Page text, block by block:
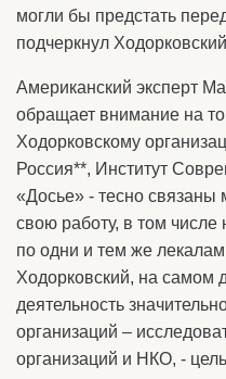
могли бы предстать
подчеркнул
Американский эксперт
обращает внимание на
Ходорковскому
Россия**, Институт
«Досье» - тесно связаны
свою работу, в том числе
по одни и тем же
Ходорковский, на самом
деятельность
организаций –
организаций и НКО, -